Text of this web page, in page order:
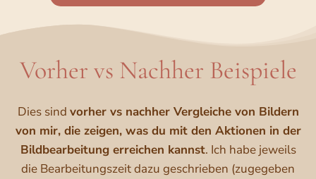
Vorher vs Nachher Beispiele
Dies sind vorher vs nachher Vergleiche von Bildern
von mir, die zeigen, was du mit den Aktionen in der
Bildbearbeitung erreichen kannst. Ich habe jeweils
die Bearbeitungszeit dazu geschrieben (zugegeben